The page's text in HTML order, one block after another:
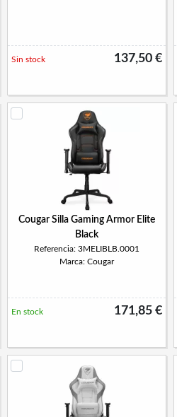
137,50 €
Sin stock
Cougar Silla Gaming Armor Elite
Black
Referencia: 3MELIBLB.0001
Marca: Cougar
171,85 €
En stock